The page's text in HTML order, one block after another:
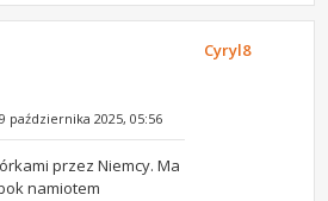
października 2025, 05:56
przez Niemcy. Ma
namiotem
Cyryl8